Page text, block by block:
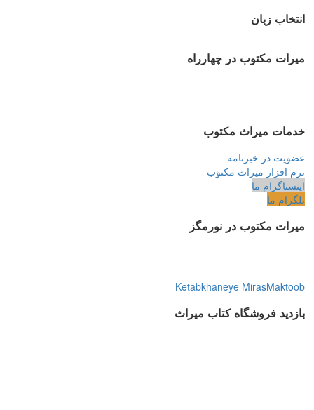
انتخاب زبان
میرات مکتوب در چهارراه
خدمات میراث مکتوب
عضویت در خبرنامه
نرم افزار میراث مکتوب
اینستاگرام ما
تلگرام ما
میرات مکتوب در نورمگز
Ketabkhaneye MirasMaktoob
بازدید فروشگاه کتاب میراث